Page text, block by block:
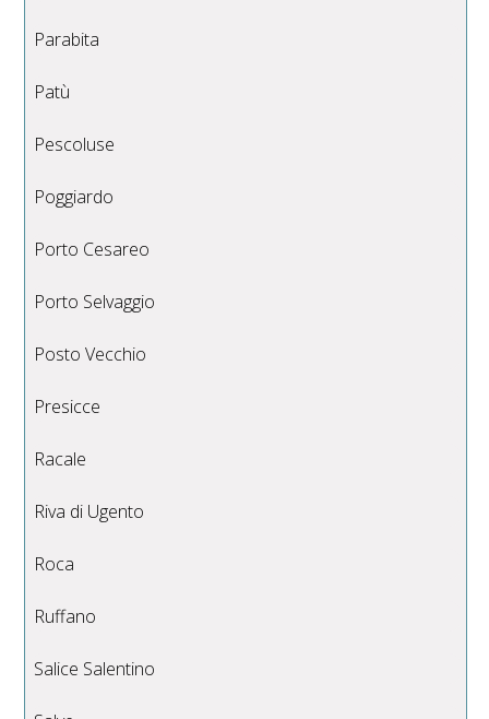
Parabita
Patù
Pescoluse
Poggiardo
Porto Cesareo
Porto Selvaggio
Posto Vecchio
Presicce
Racale
Riva di Ugento
Roca
Ruffano
Salice Salentino